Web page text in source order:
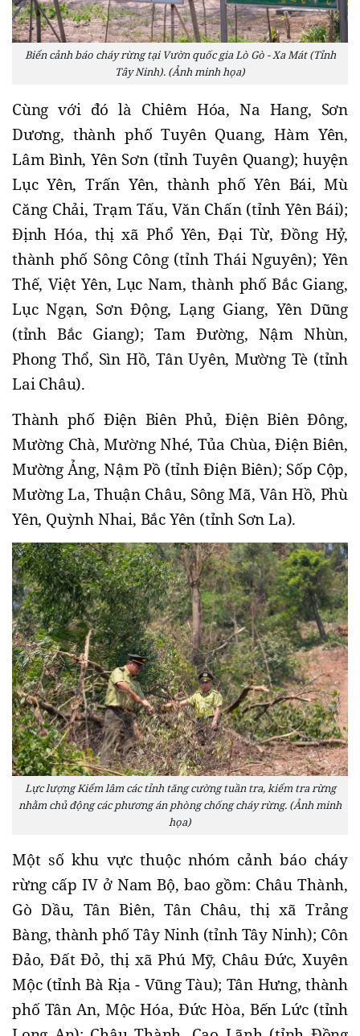
Biển cảnh báo cháy rừng tại Vườn quốc gia Lò Gò - Xa Mát (Tỉnh
Tây Ninh). (Ảnh minh họa)
Cùng với đó là Chiêm Hóa, Na Hang, Sơn
Dương, thành phố Tuyên Quang, Hàm Yên,
Lâm Bình, Yên Sơn (tỉnh Tuyên Quang); huyện
Lục Yên, Trấn Yên, thành phố Yên Bái, Mù
Căng Chải, Trạm Tấu, Văn Chấn (tỉnh Yên Bái);
Định Hóa, thị xã Phổ Yên, Đại Từ, Đồng Hỷ,
thành phố Sông Công (tỉnh Thái Nguyên); Yên
Thế, Việt Yên, Lục Nam, thành phố Bắc Giang,
Lục Ngạn, Sơn Động, Lạng Giang, Yên Dũng
(tỉnh Bắc Giang); Tam Đường, Nậm Nhùn,
Phong Thổ, Sìn Hồ, Tân Uyên, Mường Tè (tỉnh
Lai Châu).
Thành phố Điện Biên Phủ, Điện Biên Đông,
Mường Chà, Mường Nhé, Tủa Chùa, Điện Biên,
Mường Ảng, Nậm Pồ (tỉnh Điện Biên); Sốp Cộp,
Mường La, Thuận Châu, Sông Mã, Vân Hồ, Phù
Yên, Quỳnh Nhai, Bắc Yên (tỉnh Sơn La).
Lực lượng Kiểm lâm các tỉnh tăng cường tuần tra, kiểm tra rừng
nhằm chủ động các phương án phòng chống cháy rừng. (Ảnh minh
họa)
Một số khu vực thuộc nhóm cảnh báo cháy
rừng cấp IV ở Nam Bộ, bao gồm: Châu Thành,
Gò Dầu, Tân Biên, Tân Châu, thị xã Trảng
Bàng, thành phố Tây Ninh (tỉnh Tây Ninh); Côn
Đảo, Đất Đỏ, thị xã Phú Mỹ, Châu Đức, Xuyên
Mộc (tỉnh Bà Rịa - Vũng Tàu); Tân Hưng, thành
phố Tân An, Mộc Hóa, Đức Hòa, Bến Lức (tỉnh